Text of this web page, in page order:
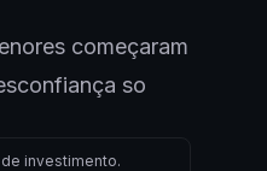
começaram
so
investimento.